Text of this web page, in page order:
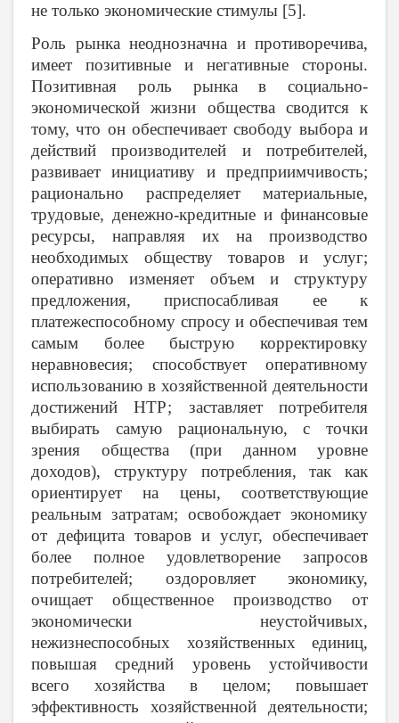
не только экономические стимулы [5].
Роль рынка неоднозначна и противоречива,
имеет позитивные и негативные стороны.
Позитивная роль рынка в социально-
экономической жизни общества сводится к
тому, что он обеспечивает свободу выбора и
действий производителей и потребителей,
развивает инициативу и предприимчивость;
рационально распределяет материальные,
трудовые, денежно-кредитные и финансовые
ресурсы, направляя их на производство
необходимых обществу товаров и услуг;
оперативно изменяет объем и структуру
предложения, приспосабливая ее к
платежеспособному спросу и обеспечивая тем
самым более быструю корректировку
неравновесия; способствует оперативному
использованию в хозяйственной деятельности
достижений НТР; заставляет потребителя
выбирать самую рациональную, с точки
зрения общества (при данном уровне
доходов), структуру потребления, так как
ориентирует на цены, соответствующие
реальным затратам; освобождает экономику
от дефицита товаров и услуг, обеспечивает
более полное удовлетворение запросов
потребителей; оздоровляет экономику,
очищает общественное производство от
экономически неустойчивых,
нежизнеспособных хозяйственных единиц,
повышая средний уровень устойчивости
всего хозяйства в целом; повышает
эффективность хозяйственной деятельности;